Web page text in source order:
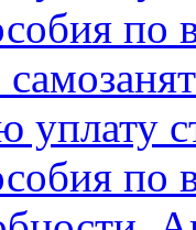
по
уплату
по